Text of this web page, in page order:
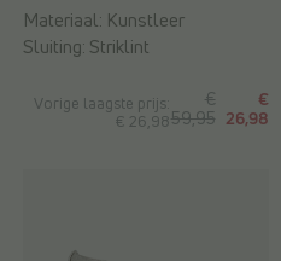
Vorige laagste prijs:
€ 26,98
€
59,95
€
26,98
Materiaal: Kunstleer
Sluiting: Striklint